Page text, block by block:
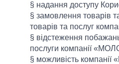
§ надання доступу
§ замовлення товарів
товарів та послуг
§ відстеження
послуги компанії
§ можливість